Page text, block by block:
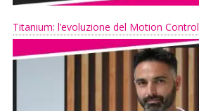
Titanium: l’evoluzione del Motion Control